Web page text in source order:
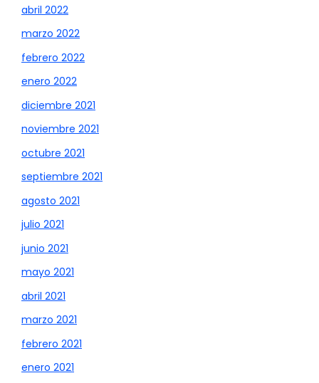
abril 2022
marzo 2022
febrero 2022
enero 2022
diciembre 2021
noviembre 2021
octubre 2021
septiembre 2021
agosto 2021
julio 2021
junio 2021
mayo 2021
abril 2021
marzo 2021
febrero 2021
enero 2021